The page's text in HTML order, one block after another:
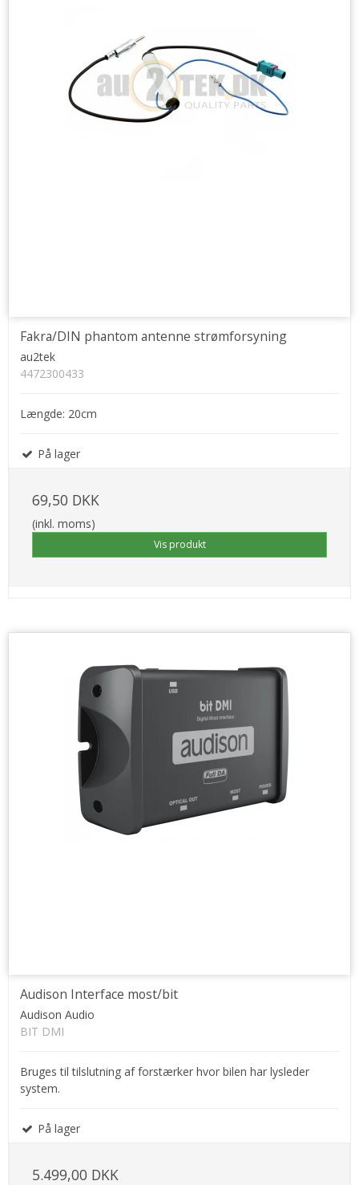
Fakra/DIN phantom antenne strømforsyning
au2tek
4472300433
Længde: 20cm
På lager
69,50 DKK
(inkl. moms)
Vis produkt
Audison Interface most/bit
Audison Audio
BIT DMI
Bruges til tilslutning af forstærker hvor bilen har lysleder
system.
På lager
5.499,00 DKK